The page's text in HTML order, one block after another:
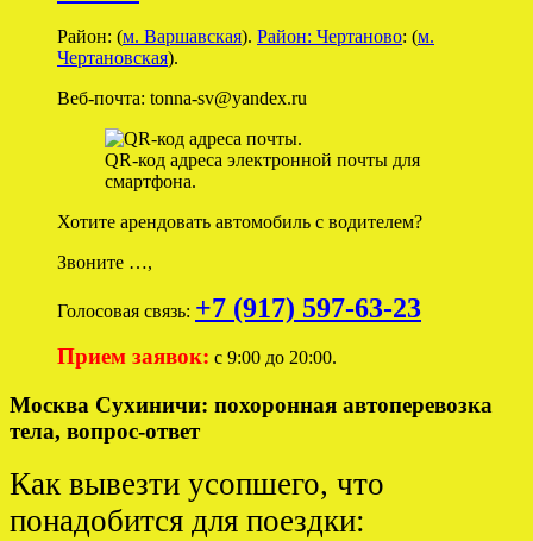
Район: (м. Варшавская). Район: Чертаново: (м.
Чертановская).
Веб-почта: tonna-sv@yandex.ru
QR-код адреса электронной почты для
смартфона.
Хотите арендовать автомобиль с водителем?
Звоните …,
Голосовая связь: +7 (917) 597-63-23
Прием заявок: с 9:00 до 20:00.
Москва Сухиничи: похоронная автоперевозка
тела, вопрос-ответ
Как вывезти усопшего, что
понадобится для поездки: